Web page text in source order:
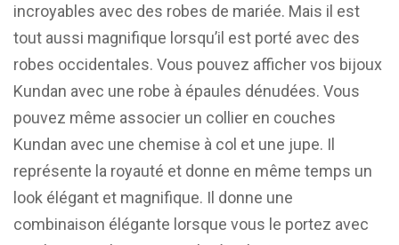
incroyables avec des robes de mariée. Mais il est
tout aussi magnifique lorsqu’il est porté avec des
robes occidentales. Vous pouvez afficher vos bijoux
Kundan avec une robe à épaules dénudées. Vous
pouvez même associer un collier en couches
Kundan avec une chemise à col et une jupe. Il
représente la royauté et donne en même temps un
look élégant et magnifique. Il donne une
combinaison élégante lorsque vous le portez avec